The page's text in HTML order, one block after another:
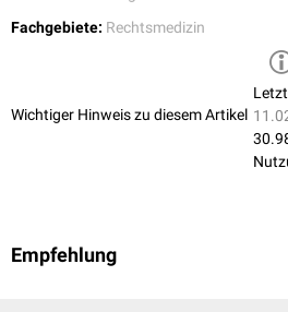
Fachgebiete: Rechtsmedizin
Wichtiger Hinweis zu diesem Artikel
Empfehlung